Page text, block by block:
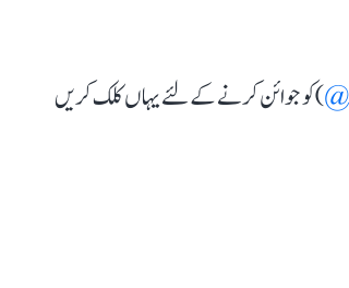
) کو جوائن کرنے کے لئے یہاں کلک کریں